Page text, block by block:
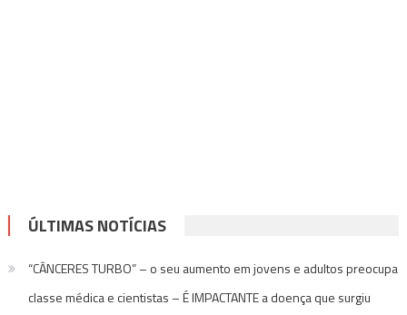
ÚLTIMAS NOTÍCIAS
“CÂNCERES TURBO” – o seu aumento em jovens e adultos preocupa
classe médica e cientistas – É IMPACTANTE a doença que surgiu